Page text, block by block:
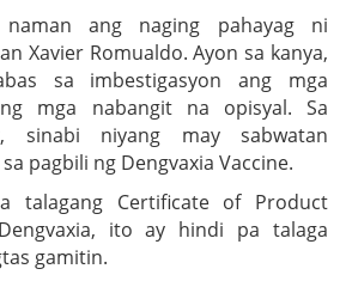
naman ang naging pahayag ni
Xavier Romualdo. Ayon sa kanya,
sa imbestigasyon ang mga
mga nabangit na opisyal. Sa
sinabi niyang may sabwatan
pagbili ng Dengvaxia Vaccine.
talagang Certificate of Product
ito ay hindi pa talaga
gamitin.